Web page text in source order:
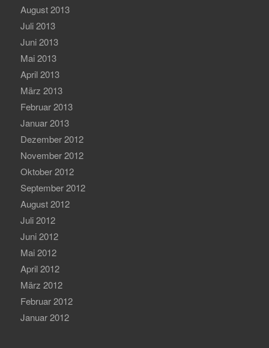
August 2013
Juli 2013
Juni 2013
Mai 2013
April 2013
März 2013
Februar 2013
Januar 2013
Dezember 2012
November 2012
Oktober 2012
September 2012
August 2012
Juli 2012
Juni 2012
Mai 2012
April 2012
März 2012
Februar 2012
Januar 2012